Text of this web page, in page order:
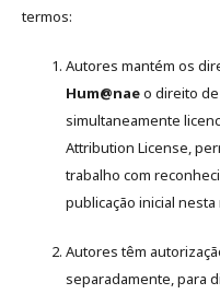
termos:
Autores mantém os
Hum@naeo direito
simultaneamente
Attribution License,
trabalho com
publicação inicial nesta
Autores têm
separadamente, para